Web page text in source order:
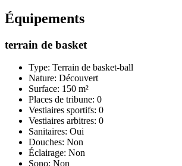
Équipements
terrain de basket
Type: Terrain de basket-ball
Nature: Découvert
Surface: 150 m²
Places de tribune: 0
Vestiaires sportifs: 0
Vestiaires arbitres: 0
Sanitaires: Oui
Douches: Non
Éclairage: Non
Sono: Non